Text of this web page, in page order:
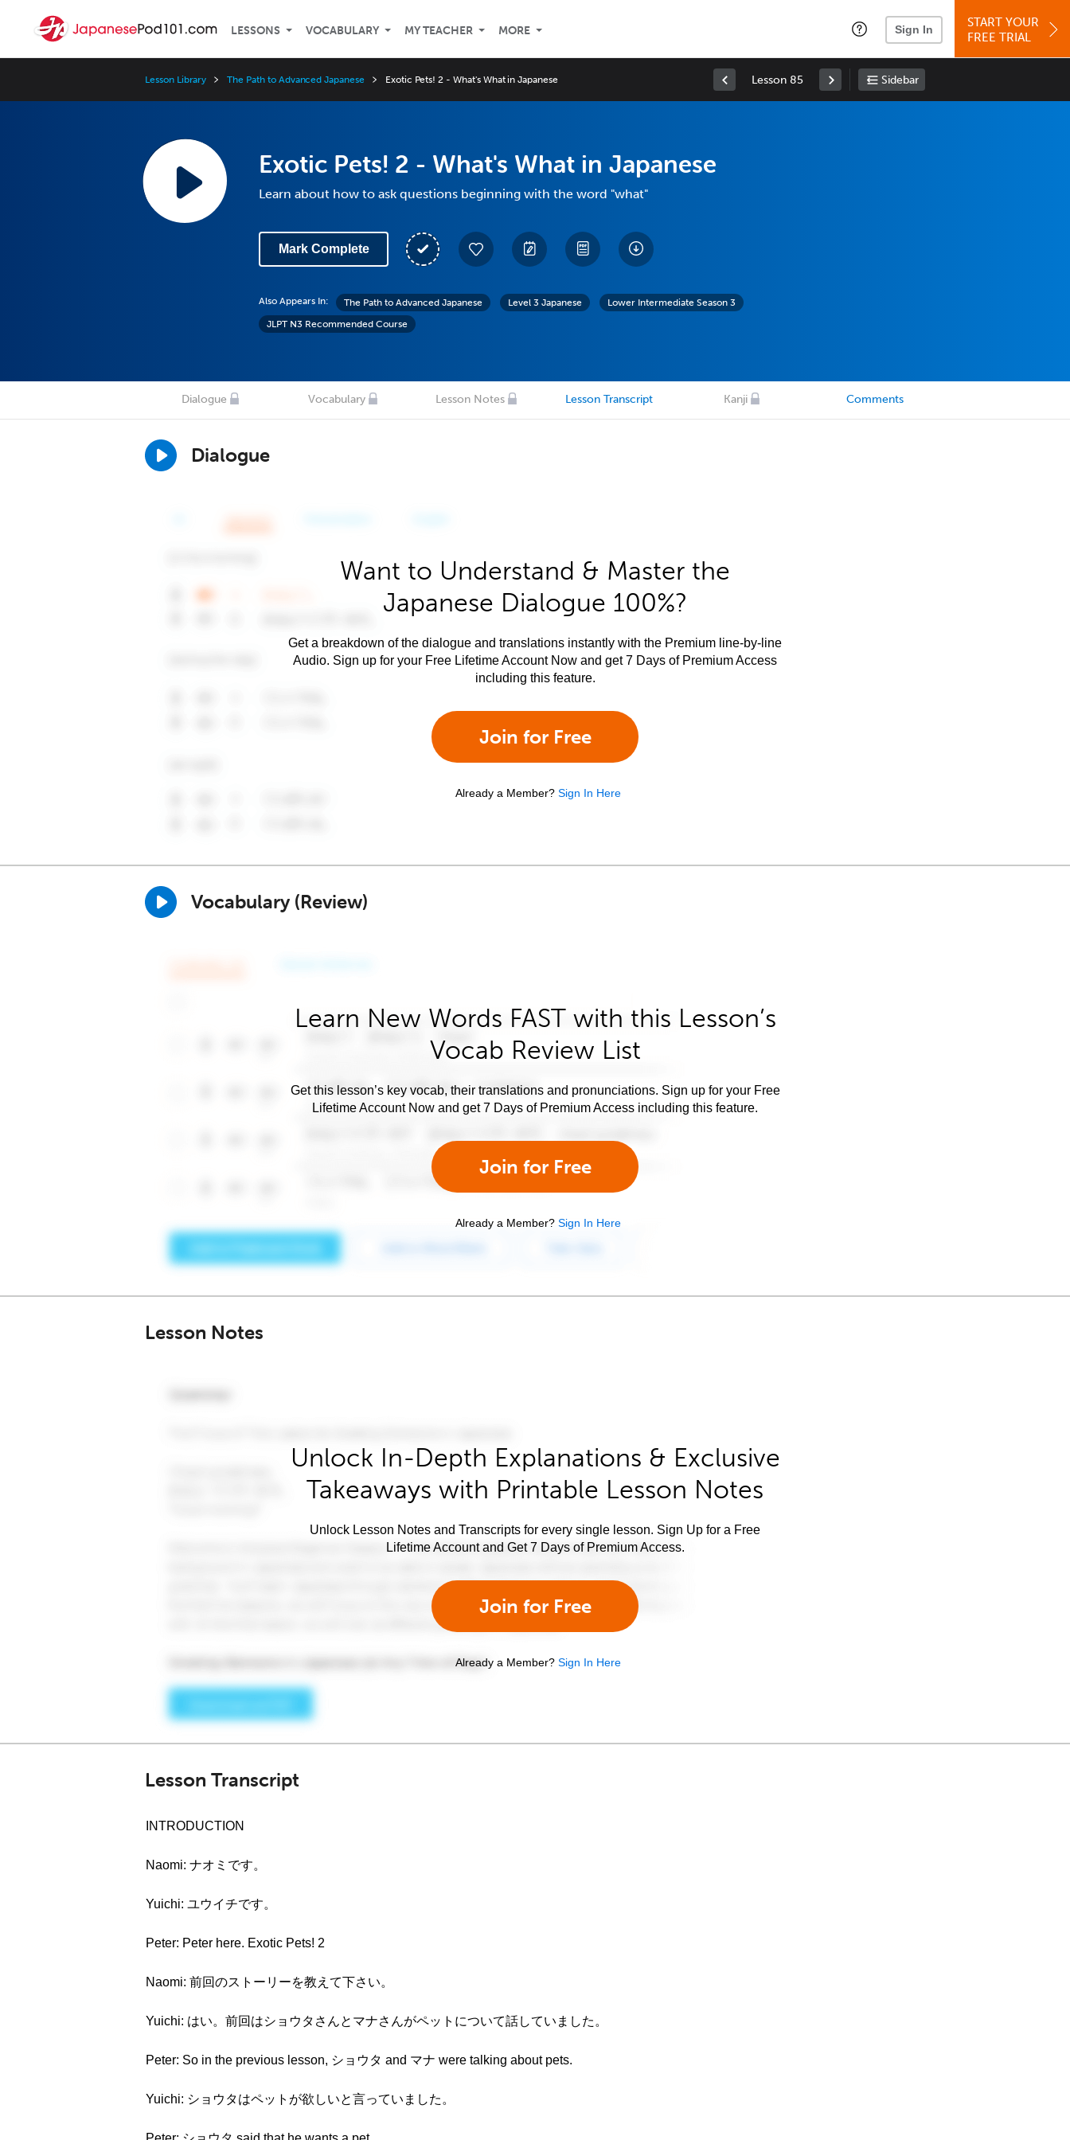
LESSONS VOCABULARY MY TEACHER MORE Sign In
START YOUR
FREE TRIAL
Lesson Library The Path to Advanced Japanese Exotic Pets! 2 - What's What in Japanese Lesson 85 Sidebar
Exotic Pets! 2 - What's What in Japanese
Learn about how to ask questions beginning with the word "what"
Mark Complete
Also Appears In: The Path to Advanced Japanese Level 3 Japanese
Lower Intermediate Season 3
JLPT N3 Recommended Course
Dialogue Vocabulary Lesson Notes Lesson Transcript Kanji Comments
Dialogue
Want to Understand & Master the
Japanese Dialogue 100%?
Get a breakdown of the dialogue and translations instantly with the Premium line-by-line
Audio. Sign up for your Free Lifetime Account Now and get 7 Days of Premium Access
including this feature.
Join for Free
Already a Member? Sign In Here
Vocabulary (Review)
Learn New Words FAST with this Lesson’s
Vocab Review List
Get this lesson’s key vocab, their translations and pronunciations. Sign up for your Free
Lifetime Account Now and get 7 Days of Premium Access including this feature.
Join for Free
Already a Member? Sign In Here
Lesson Notes
Unlock In-Depth Explanations & Exclusive
Takeaways with Printable Lesson Notes
Unlock Lesson Notes and Transcripts for every single lesson. Sign Up for a Free
Lifetime Account and Get 7 Days of Premium Access.
Join for Free
Already a Member? Sign In Here
Lesson Transcript
INTRODUCTION
Naomi: ナオミです。
Yuichi: ユウイチです。
Peter: Peter here. Exotic Pets! 2
Naomi: 前回のストーリーを教えて下さい。
Yuichi: はい。前回はショウタさんとマナさんがペットについて話していました。
Peter: So in the previous lesson, ショウタ and マナ were talking about pets.
Yuichi: ショウタはペットが欲しいと言っていました。